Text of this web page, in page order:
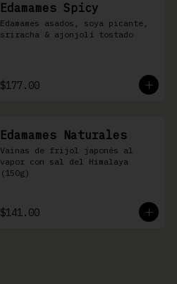
Edamames Spicy
Edamames asados, soya picante,
sriracha & ajonjolí tostado
$177.00
Edamames Naturales
Vainas de frijol japonés al
vapor con sal del Himalaya
(150g)
$141.00